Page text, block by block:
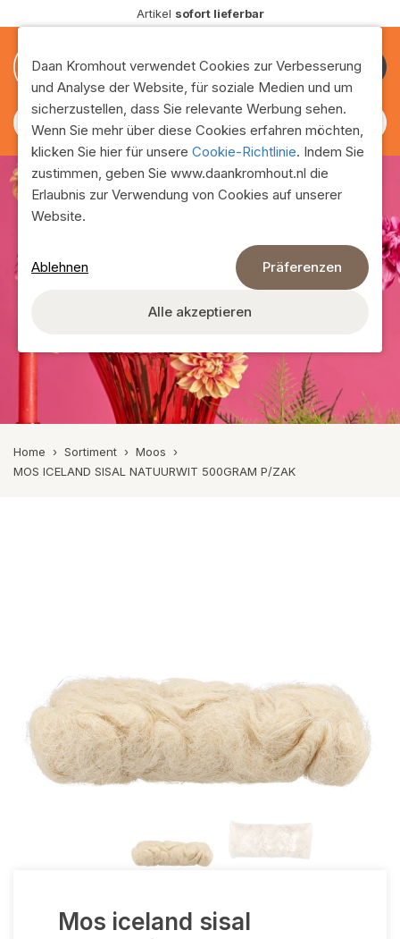
sofort lieferbar
Kunde
werden
Sortiment
Unser gesamtes Sortiment finden Sie auf dieser Seite!
Home › Sortiment › Moos ›
MOS ICELAND SISAL NATUURWIT 500GRAM P/ZAK
Mos iceland sisal
Daan Kromhout verwendet Cookies zur Verbesserung
und Analyse der Website, für soziale Medien und um
sicherzustellen, dass Sie relevante Werbung sehen.
Wenn Sie mehr über diese Cookies erfahren möchten,
klicken Sie hier für unsere Cookie-Richtlinie. Indem Sie
zustimmen, geben Sie www.daankromhout.nl die
Erlaubnis zur Verwendung von Cookies auf unserer
Website.
Ablehnen Präferenzen
Alle akzeptieren